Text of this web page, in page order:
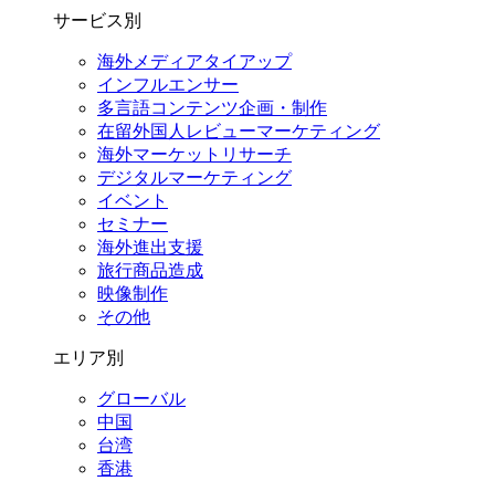
サービス別
海外メディアタイアップ
インフルエンサー
多言語コンテンツ企画・制作
在留外国⼈レビューマーケティング
海外マーケットリサーチ
デジタルマーケティング
イベント
セミナー
海外進出支援
旅行商品造成
映像制作
その他
エリア別
グローバル
中国
台湾
香港